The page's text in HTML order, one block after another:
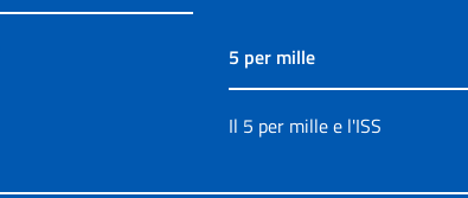
5 per mille
Il 5 per mille e l'ISS